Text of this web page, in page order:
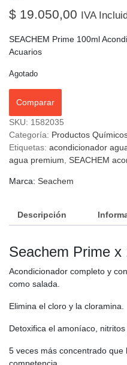
$ 19.050,00 IVA
SEACHEM Prime 100ml
Acuarios
Agotado
Comparar
SKU: 1582035
Categoría: Productos
Etiquetas: acondicionador
agua premium SEACHEM
Marca: Seachem
Descripción
Seachem Prime x
Acondicionador completo y
como salada.
Elimina el cloro y la cloramina.
Detoxifica el amoníaco, nitritos
5 veces más concentrado que
competencia.